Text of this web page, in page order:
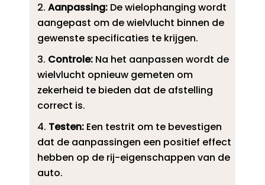
Aanpassing:De wielophanging wordt
aangepast om de wielvlucht binnen de
gewenste specificaties te krijgen.​
Controle:Na het aanpassen wordt de
wielvlucht opnieuw gemeten om
zekerheid te bieden dat de afstelling
correct is.​
Testen:Een testrit om te bevestigen
dat de aanpassingen een positief effect
hebben op de rij-eigenschappen van de
auto.​